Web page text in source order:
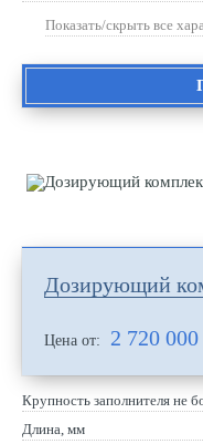
Показать/скрыть все
Дозирующий
Цена от: 2 720 000
Крупность заполнителя не
Длина, мм